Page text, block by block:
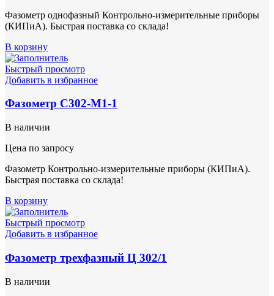
Фазометр однофазный Контрольно-измерительные приборы
(КИПиА). Быстрая поставка со склада!
В корзину
Быстрый просмотр
Добавить в избранное
Фазометр С302-М1-1
В наличии
Цена по запросу
Фазометр Контрольно-измерительные приборы (КИПиА).
Быстрая поставка со склада!
В корзину
Быстрый просмотр
Добавить в избранное
Фазометр трехфазный Ц 302/1
В наличии